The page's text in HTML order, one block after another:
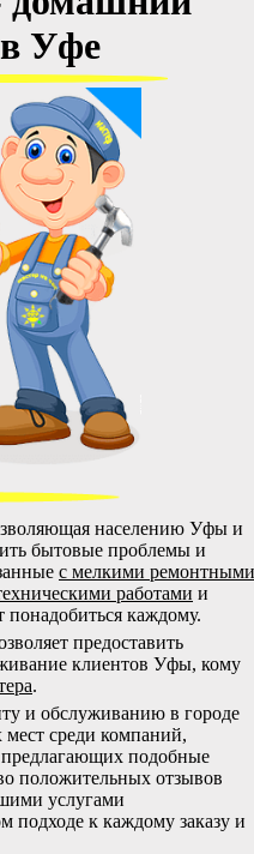
Уфе
населению Уфы и
бытовые проблемы и
с мелкими ремонтными
работами и
понадобиться каждому.
предоставить
клиентов Уфы, кому
.
и обслуживанию в городе
среди компаний,
предлагающих подобные
положительных отзывов
услугами
подходе к каждому заказу и